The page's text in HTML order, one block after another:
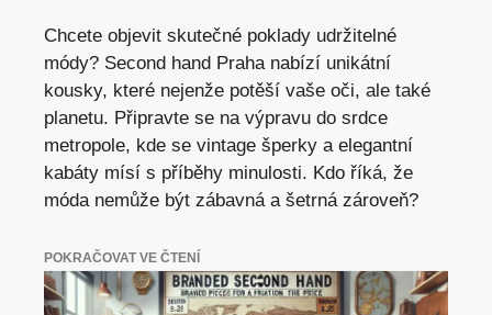
Chcete objevit skutečné poklady udržitelné
módy? Second hand Praha nabízí unikátní
kousky, které nejenže potěší vaše oči, ale také
planetu. Připravte se na výpravu do srdce
metropole, kde se vintage šperky a elegantní
kabáty mísí s příběhy minulosti. Kdo říká, že
móda nemůže být zábavná a šetrná zároveň?
POKRAČOVAT VE ČTENÍ